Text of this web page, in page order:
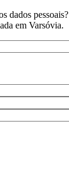
dados pessoais?
em Varsóvia.